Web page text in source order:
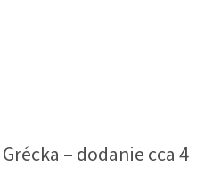
– dodanie cca 4